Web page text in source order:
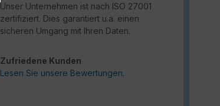
Unser Unternehmen ist nach ISO 27001
zertifiziert. Dies garantiert u.a. einen
sicheren Umgang mit Ihren Daten.
Zufriedene Kunden
Lesen Sie unsere Bewertungen.